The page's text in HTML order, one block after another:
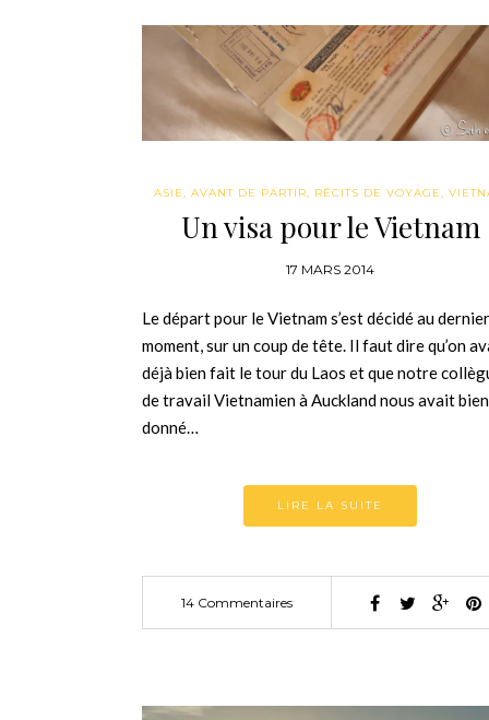
ASIE, AVANT DE PARTIR, RÉCITS DE VOYAGE,
Un visa pour le Vietnam
17 MARS 2014
Le départ pour le Vietnam s’est décidé au dernier
moment, sur un coup de tête. Il faut dire qu’on
déjà bien fait le tour du Laos et que notre
de travail Vietnamien à Auckland nous avait bien
donné…
LIRE LA SUITE
14 Commentaires